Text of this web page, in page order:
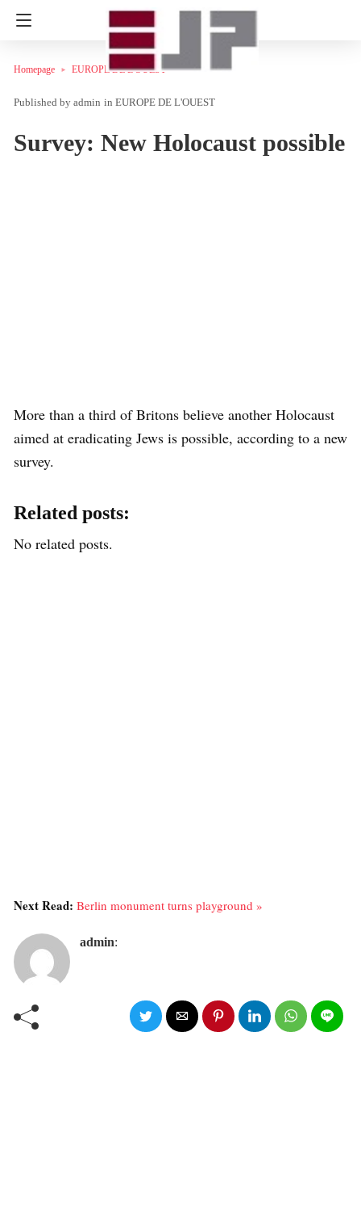
Homepage EUROPE DE L'OUEST
admin in EUROPE DE L'OUEST
Survey: New Holocaust possible
More than a third of Britons believe another Holocaust
aimed at eradicating Jews is possible, according to a new
survey.
Related posts:
No related posts.
Next Read: Berlin monument turns playground »
admin: